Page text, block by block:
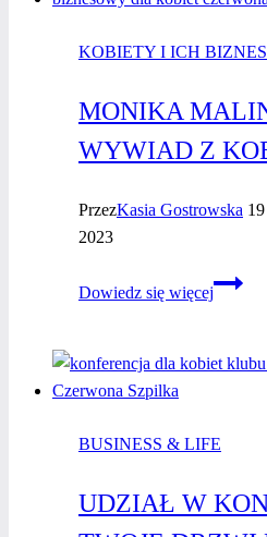
KOBIETY I ICH
MONIKA
WYWIAD Z
PrzezKasia Gostrowska
2023
Dowiedz się więcej
Monika
wywiad
BUSINESS & LIFE
UDZIAŁ W